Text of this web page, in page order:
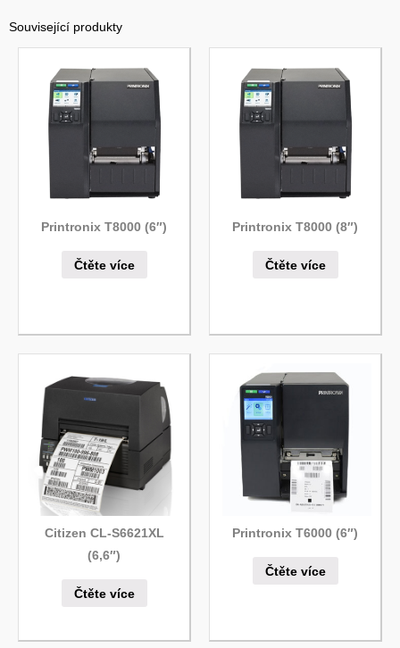
Související produkty
Printronix T8000 (6″)
Čtěte více
Printronix T8000 (8″)
Čtěte více
Citizen CL-S6621XL
(6,6″)
Čtěte více
Printronix T6000 (6″)
Čtěte více